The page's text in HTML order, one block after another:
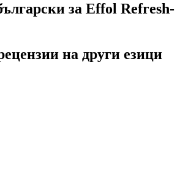
за Effol Refresh-
на други езици